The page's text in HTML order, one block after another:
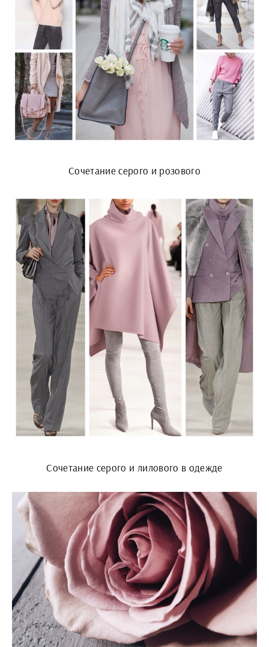
Сочетание серого и розового
Сочетание серого и лилового в одежде